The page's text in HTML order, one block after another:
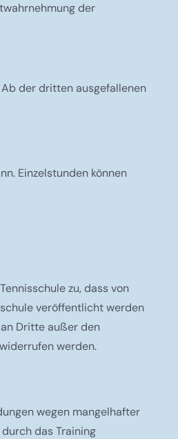
der
der dritten ausgefallenen
Einzelstunden können
zu, dass von
veröffentlicht werden
Dritte außer den
werden.
wegen mangelhafter
das Training